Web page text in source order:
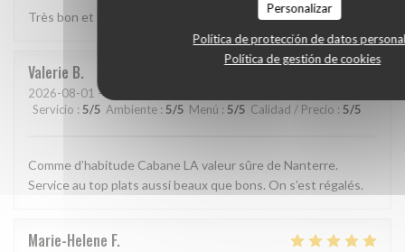
Personalizar
Política de protección de datos
Política de gestión de cookies
Très bon et très bien presenté
Valerie B
2026-08-01 - 13:15 - Invitados 2
Servicio : 5/5 Ambiente : 5/5 Menú : 5/5 Calidad / Precio : 5/5
Comme d’habitude Cabane LA valeur sûre de Nanterre.
Service au top plats aussi beaux que bons. On s’est régalés.
Marie-Helene F